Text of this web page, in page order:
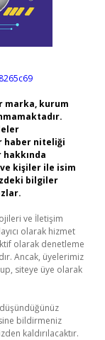
marka, kurum
haber niteliği
kişiler ile isim
bilgiler
ve İletişim
olarak hizmet
olarak denetleme
Ancak, üyelerimiz
siteye üye olarak
bildirmeniz
kaldırılacaktır.